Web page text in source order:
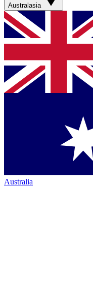
Australasia
Australia